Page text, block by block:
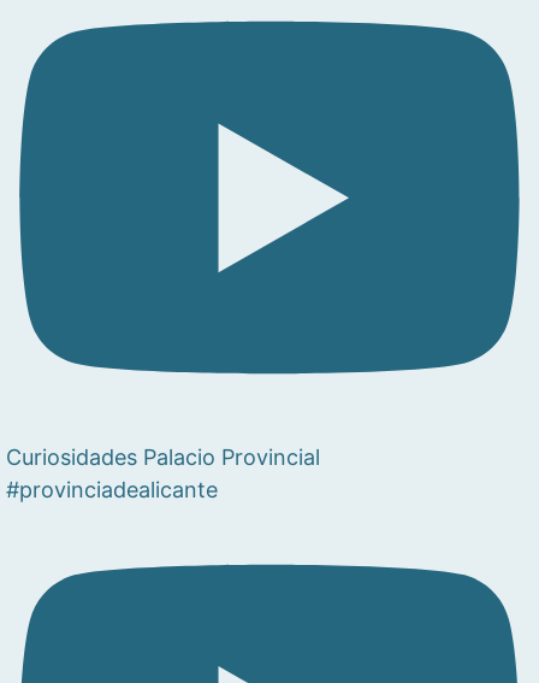
Curiosidades Palacio Provincial
#provinciadealicante